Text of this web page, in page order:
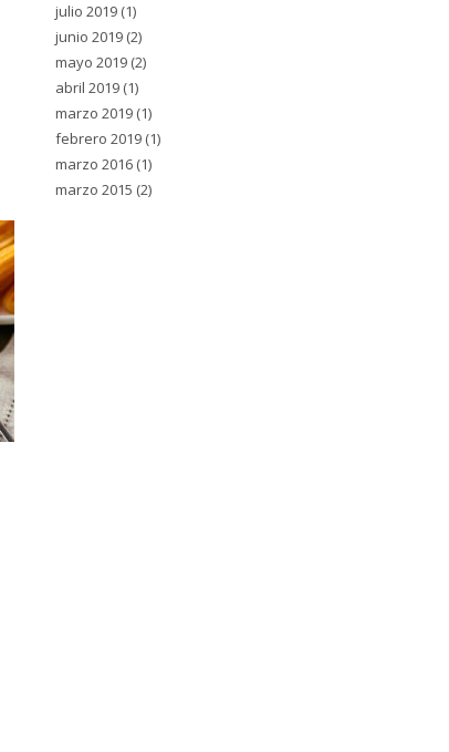
julio 2019(1)
junio 2019(2)
mayo 2019(2)
abril 2019(1)
marzo 2019(1)
febrero 2019(1)
marzo 2016(1)
marzo 2015 (2)